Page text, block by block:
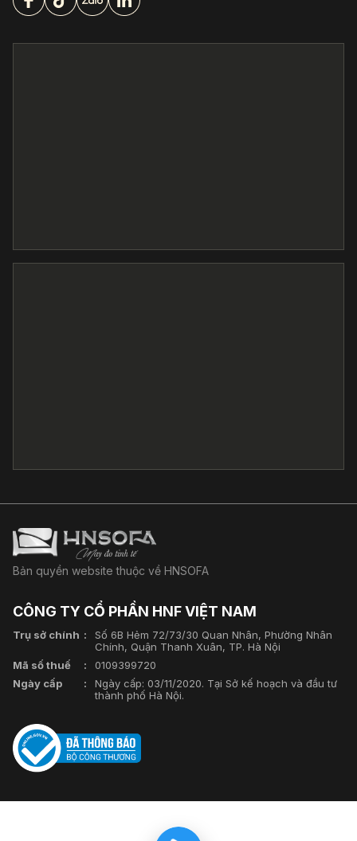
Bản quyền website thuộc về HNSOFA
CÔNG TY CỔ PHẦN HNF VIỆT NAM
Trụ sở chính
Số 6B Hẻm 72/73/30 Quan Nhân, Phường Nhân
Chính, Quận Thanh Xuân, TP. Hà Nội
Mã số thuế
0109399720
Ngày cấp
Ngày cấp: 03/11/2020. Tại Sở kế hoạch và đầu tư
thành phố Hà Nội.